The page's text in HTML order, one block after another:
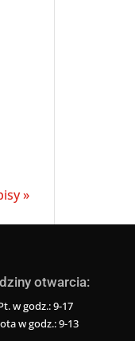
»
otwarcia:
w godz.: 9-17
w godz.: 9-13